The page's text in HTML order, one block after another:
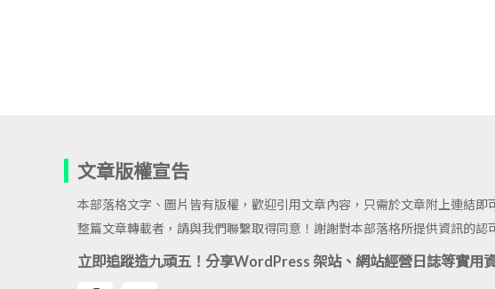
文章版權宣告
本部落格文字、圖片皆有版權，歡迎引用文章內容，只需於文章附上連結即
整篇文章轉載者，請與我們聯繫取得同意！謝謝對本部落格所提供資訊的認
立即追蹤造九頑五！分享WordPress 架站、網站經營日誌等實用